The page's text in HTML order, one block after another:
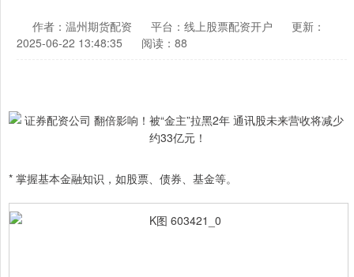
作者：温州期货配资 平台：线上股票配资开户
更新：
2025-06-22 13:48:35
阅读：88
* 掌握基本金融知识，如股票、债券、基金等。